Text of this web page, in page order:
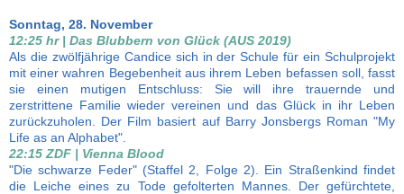
Sonntag, 28. November
12:25 hr | Das Blubbern von Glück (AUS 2019)
Als die zwölfjährige Candice sich in der Schule für ein Schulprojekt
mit einer wahren Begebenheit aus ihrem Leben befassen soll, fasst
sie einen mutigen Entschluss: Sie will ihre trauernde und
zerstrittene Familie wieder vereinen und das Glück in ihr Leben
zurückzuholen. Der Film basiert auf Barry Jonsbergs Roman "My
Life as an Alphabet".
22:15 ZDF | Vienna Blood
"Die schwarze Feder" (Staffel 2, Folge 2). Ein Straßenkind findet
die Leiche eines zu Tode gefolterten Mannes. Der gefürchtete,